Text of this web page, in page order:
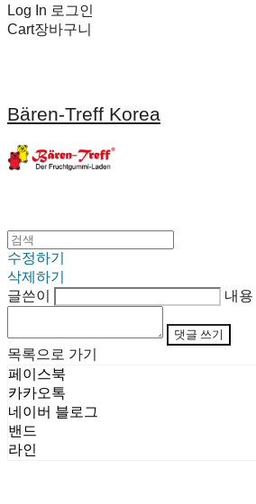
Log In 로그인
Cart장바구니
Bären-Treff Korea
수정하기
삭제하기
글쓴이
내용
댓글 쓰기
목록으로 가기
페이스북
카카오톡
네이버 블로그
밴드
라인